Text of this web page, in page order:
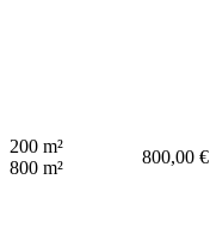
200 m²
800 m²
800,00 €